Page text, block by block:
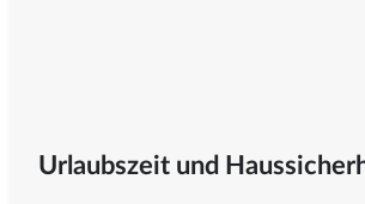
Urlaubszeit und